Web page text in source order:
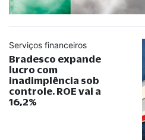
Serviços financeiros
Bradesco expande
lucro com
inadimplência sob
controle. ROE vai a
16,2%